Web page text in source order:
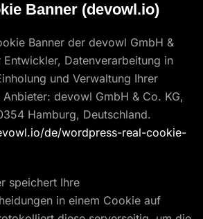
Banner (devowl.io)
Banner der devowl GmbH &
Entwickler, Datenverarbeitung in
und Verwaltung Ihrer
devowl GmbH & Co. KG,
Hamburg, Deutschland.
de/wordpress-real-cookie-
speichert Ihre
in einem Cookie auf